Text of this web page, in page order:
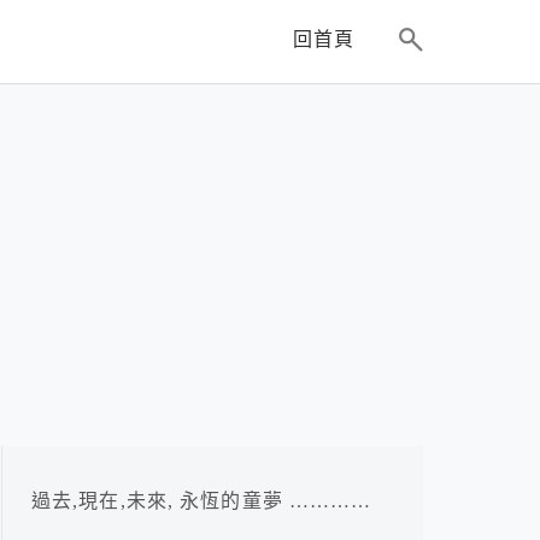
回首頁
過去,現在,未來, 永恆的童夢 …………